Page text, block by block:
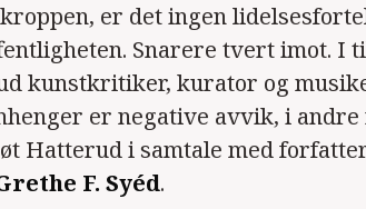
er det ingen
Snarere tvert imot. I
kunstkritiker, kurator og
er negative avvik, i
Hatterud i samtale med
F. Syéd.